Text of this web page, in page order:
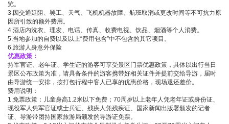
览。
3.因交通延阻、罢工、天气、飞机机器故障、航班取消或更改时间等不可抗力原
因所引致的额外费用。
4.酒店内洗衣、理发、电话、传真、收费电视、饮品、烟酒等个人消费。
5.当地参加的自费以及以上“费用包含”中不包含的其它项目。
6.旅游人身意外保险
优惠政策：
持军官证、老年证、学生证的游客可享受景区门票优惠政策，具体以出行当日
景区公布政策为准，请具备条件的游客携带好相关证件并提前交给导游，届时
由导游统一安排，按打包行程中客人已享的优惠价格，现场退还差价。
费用说明：
1.免票政策：儿童身高1.2米以下免费；70周岁以上老年人凭老年证或身份证、
现役军人凭军官证或士兵证、残疾人凭残疾证、国家新闻出版署颁发的记者
证、导游带团持国家旅游局颁发的导游证免票。